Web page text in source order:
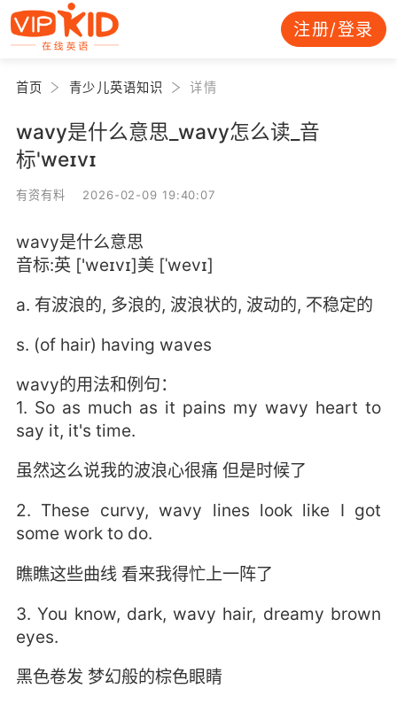
注册/登录
首页 青少儿英语知识 详情
wavy是什么意思_wavy怎么读_音
标'weɪvɪ
有资有料 2026-02-09 19:40:07
wavy是什么意思
音标:英 ['weɪvɪ]美 [ˈwevɪ]
a. 有波浪的, 多浪的, 波浪状的, 波动的, 不稳定的
s. (of hair) having waves
wavy的用法和例句：
1. So as much as it pains my wavy heart to
say it, it's time.
虽然这么说我的波浪心很痛 但是时候了
2. These curvy, wavy lines look like I got
some work to do.
瞧瞧这些曲线 看来我得忙上一阵了
3. You know, dark, wavy hair, dreamy brown
eyes.
黑色卷发 梦幻般的棕色眼睛